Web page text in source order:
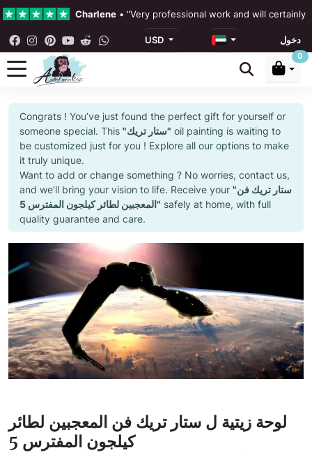
Charlene • "Very professional work and will certainly
4.3 •
Rebecka Douglas
Ronan Dodgson•"Excellent service clear
USD دخول
0
Congrats ! You’ve just found the perfect gift for yourself or
someone special. This
"ستار تريك" oil painting is waiting to
be customized just for you ! Explore all our options to make
it truly unique.
Want to add or change something ? No worries, contact us,
and we’ll bring your vision to life. Receive your "ستار تريك فن
المعجبين لطائر كيلجون المفترس 5" safely at home, with full
quality guarantee and care.
لوحة زيتية ل ستار تريك فن المعجبين لطائر
كيلجون المفترس 5